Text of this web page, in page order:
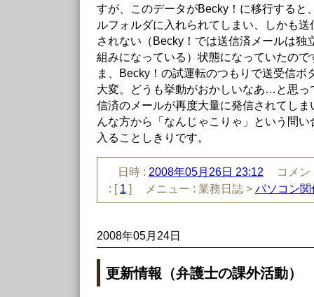
すが、このデータがBecky！に移行すると
ルフォルダに入れられてしまい、しかも
されない（Becky！では送信済メールは独
組みになっている）状態になっていたの
ま、Becky！の試運転のつもりで送受信ボ
大変。どうも挙動がおかしいなあ…と思っ
信済のメールが再度大量に発信されてし
んな方から「なんじゃこりゃ」という問
入ることしきりです。
日時 : 2008年05月26日 23:12
コメ
: [ 1 ] メニュー : 業務日誌 > パソコン関
2008年05月24日
更新情報（弁護士の課外活動）